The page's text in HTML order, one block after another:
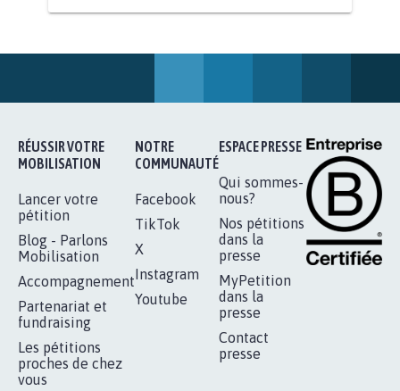
AGRESSION DE MON FILS THÉO :
Je signe
RÉUSSIR VOTRE
MOBILISATION
Lancer votre
pétition
ESPACE PRESSE
Qui sommes-
nous?